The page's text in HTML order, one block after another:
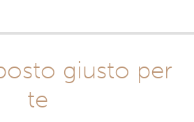
giusto per
te